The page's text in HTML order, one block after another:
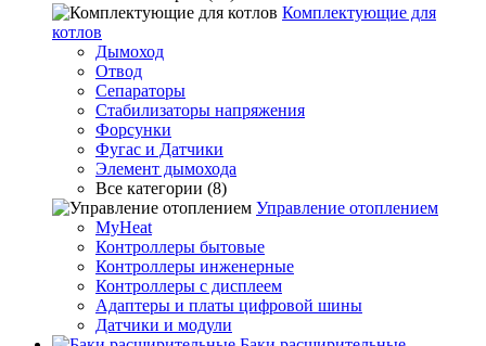
Комплектующие для
котлов
Дымоход
Отвод
Сепараторы
Стабилизаторы напряжения
Форсунки
Фугас и Датчики
Элемент дымохода
Все категории (8)
Управление отоплением
MyHeat
Контроллеры бытовые
Контроллеры инженерные
Контроллеры с дисплеем
Адаптеры и платы цифровой шины
Датчики и модули